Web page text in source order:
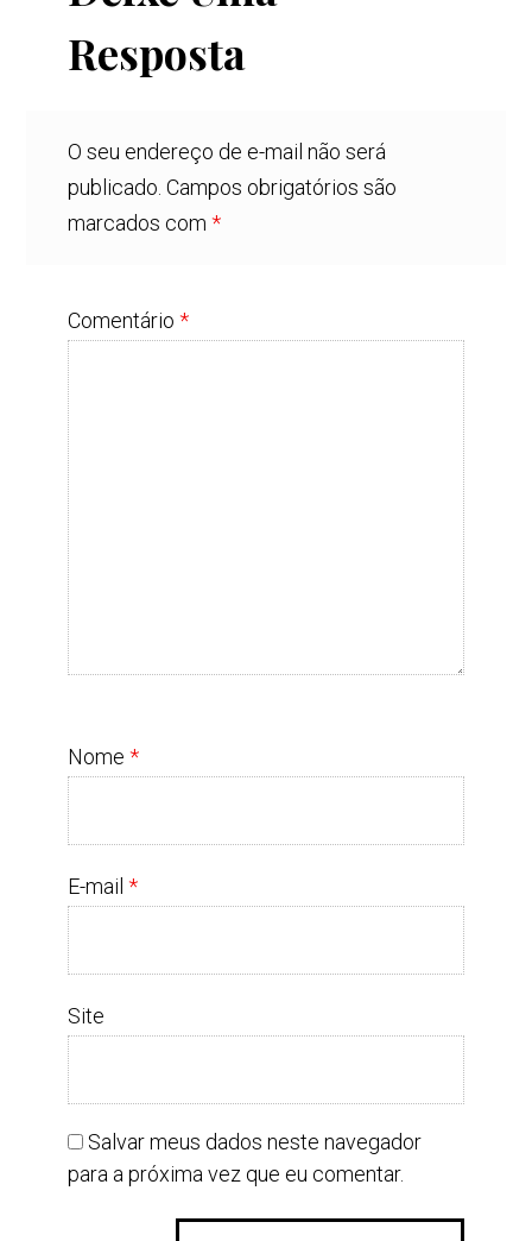
Resposta
O seu endereço de e-mail não será
publicado. Campos obrigatórios são
marcados com*
Comentário*
Nome*
E-mail*
Site
Salvar meus dados neste navegador
para a próxima vez que eu comentar.